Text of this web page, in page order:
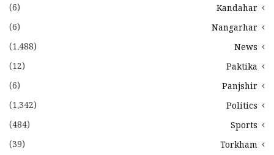
Kandahar
(6)
Nangarhar
(6)
News
(1،488)
Paktika
(12)
Panjshir
(6)
Politics
(1،342)
Sports
(484)
Torkham
(39)